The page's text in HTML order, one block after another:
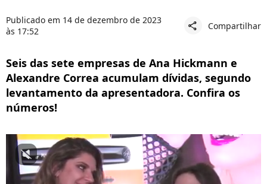
Publicado em 14 de dezembro de 2023
às 17:52
share Compartilhar
Seis das sete empresas de Ana Hickmann e
Alexandre Correa acumulam dívidas, segundo
levantamento da apresentadora. Confira os
números!